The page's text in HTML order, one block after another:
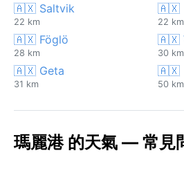
🇦🇽 Saltvik
22 km
🇦🇽
22 km
🇦🇽 Föglö
28 km
🇦🇽
30 km
🇦🇽 Geta
31 km
🇦🇽
50 km
瑪麗港 的天氣 — 常見